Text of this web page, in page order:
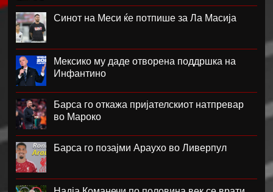
Синот на Меси ќе потпише за Ла Масија
Мексико му даде отворена поддршка на
Инфантино
Барса го откажа пријателскиот натпревар
во Мароко
Барса го позајми Араухо во Ливерпул